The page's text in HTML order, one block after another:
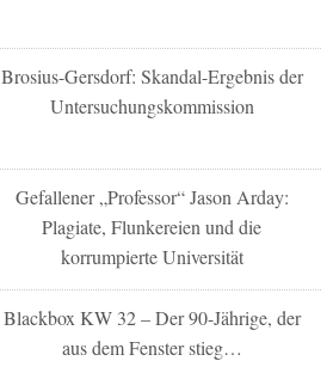
Brosius-Gersdorf: Skandal-Ergebnis der
Untersuchungskommission
Gefallener „Professor“ Jason Arday:
Plagiate, Flunkereien und die
korrumpierte Universität
Blackbox KW 32 – Der 90-Jährige, der
aus dem Fenster stieg…